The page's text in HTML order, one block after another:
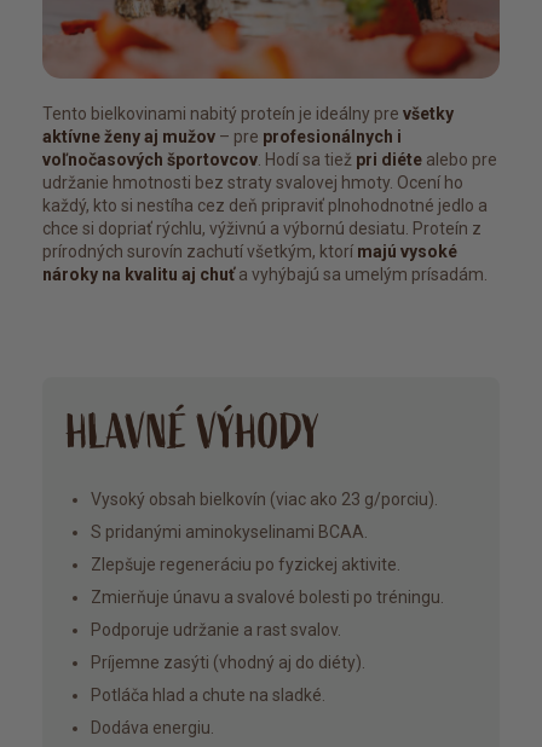
Tento bielkovinami nabitý proteín je ideálny pre všetky
aktívne ženy aj mužov – pre profesionálnych i
voľnočasových športovcov. Hodí sa tiež pri diéte alebo pre
udržanie hmotnosti bez straty svalovej hmoty. Ocení ho
každý, kto si nestíha cez deň pripraviť plnohodnotné jedlo a
chce si dopriať rýchlu, výživnú a výbornú desiatu. Proteín z
prírodných surovín zachutí všetkým, ktorí majú vysoké
nároky na kvalitu aj chuťa vyhýbajú sa umelým prísadám.
HLAVNÉ VÝHODY
Vysoký obsah bielkovín (viac ako 23 g/porciu).
S pridanými aminokyselinami BCAA.
Zlepšuje regeneráciu po fyzickej aktivite.
Zmierňuje únavu a svalové bolesti po tréningu.
Podporuje udržanie a rast svalov.
Príjemne zasýti (vhodný aj do diéty).
Potláča hlad a chute na sladké.
Dodáva energiu.